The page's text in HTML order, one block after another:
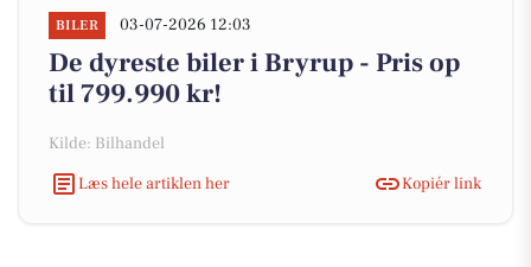
BILER 03-07-2026 12:03
De dyreste biler i Bryrup - Pris op
til 799.990 kr!
Kilde: Bilhandel
Læs hele artiklen her
Kopiér link